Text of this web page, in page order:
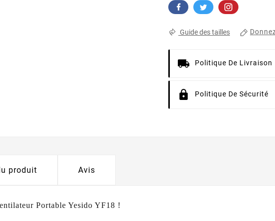
Guide des tailles
Politique De Livraison
Politique De Sécurité
produit Avis
Portable Yesido YF18 !